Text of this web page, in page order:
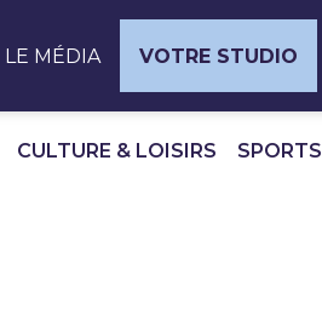
LE MÉDIA VOTRE STUDIO
CULTURE & LOISIRS SPORTS